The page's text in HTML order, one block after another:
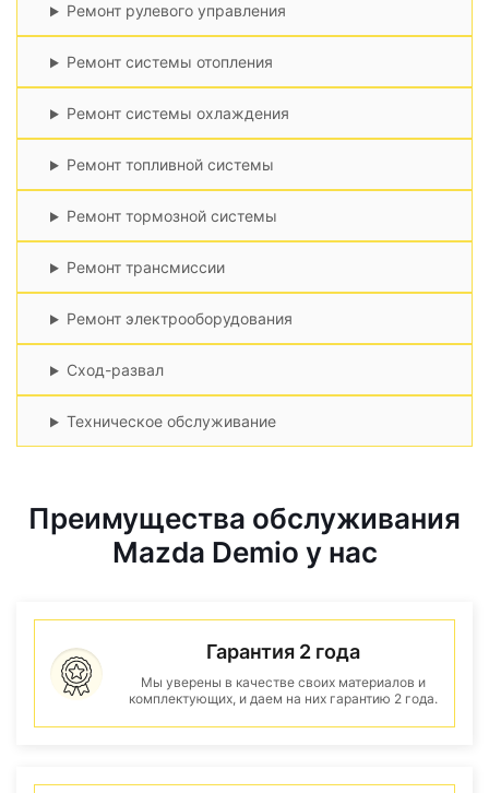
Ремонт рулевого управления
Ремонт системы отопления
Ремонт системы охлаждения
Ремонт топливной системы
Ремонт тормозной системы
Ремонт трансмиссии
Ремонт электрооборудования
Сход-развал
Техническое обслуживание
Преимущества обслуживания
Mazda Demio у нас
Гарантия 2 года
Мы уверены в качестве своих материалов и
комплектующих, и даем на них гарантию 2 года.